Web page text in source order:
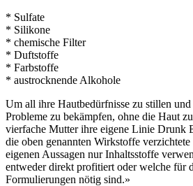
* Sulfate
* Silikone
* chemische Filter
* Duftstoffe
* Farbstoffe
* austrocknende Alkohole
Um all ihre Hautbedürfnisse zu stillen
Probleme zu bekämpfen, ohne die Haut
vierfache Mutter ihre eigene Linie Drunk
die oben genannten Wirkstoffe
eigenen Aussagen nur Inhaltsstoffe
entweder direkt profitiert oder welche für
Formulierungen nötig sind.»